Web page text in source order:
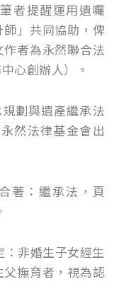
者提醒運用遺囑
」共同協助，俾
者為永然聯合法
心創辦人）。
劃與遺產繼承法
然法律基金會出
著：繼承法，頁
非婚生子女經生
撫育者，視為認